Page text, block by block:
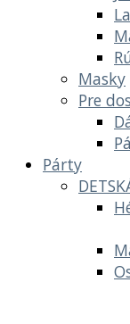
Masky
Pre
Párty